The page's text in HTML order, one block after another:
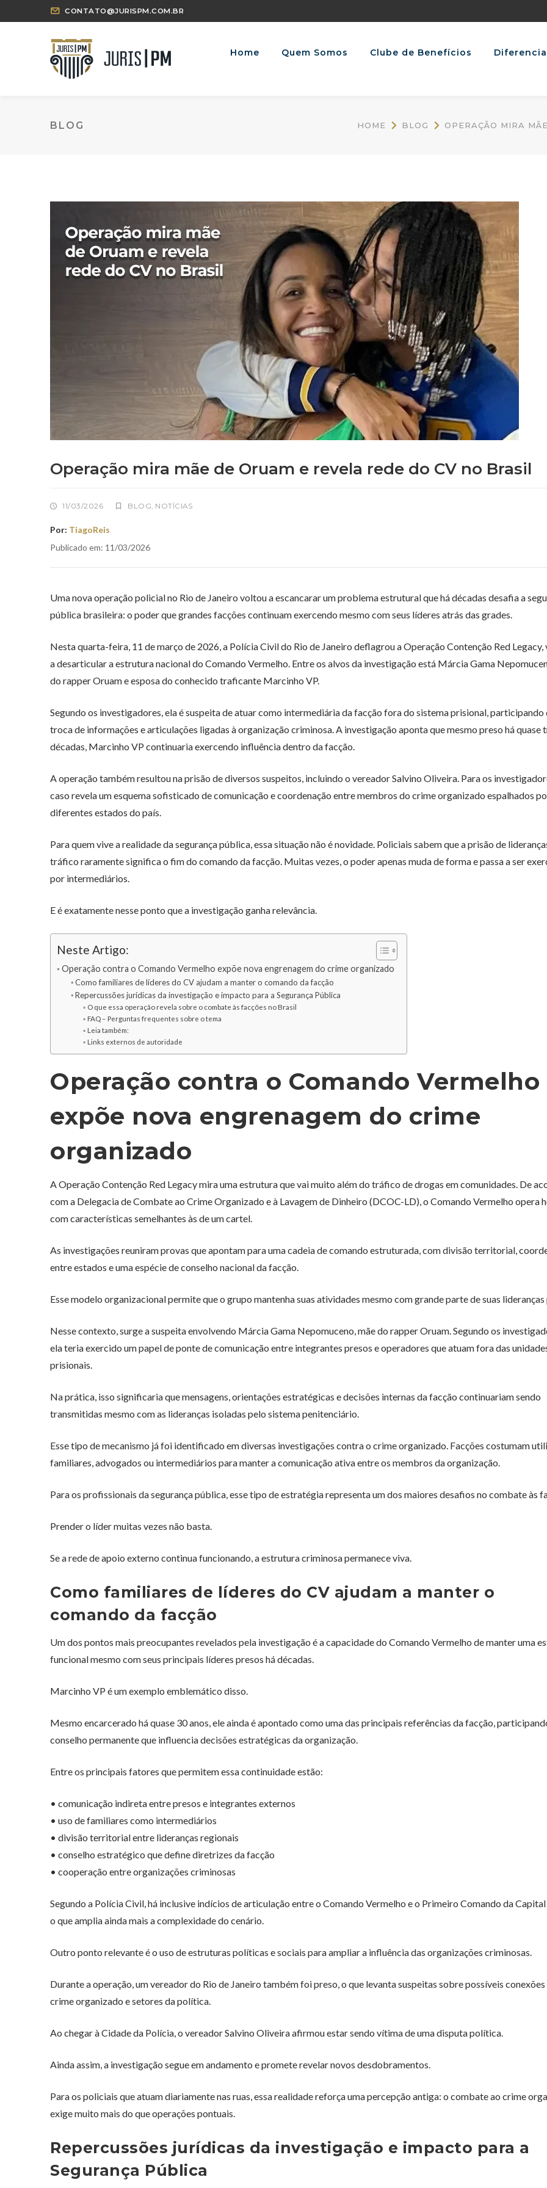
CONTATO@JURISPM.COM.BR
Home Quem Somos Clube de Benefícios
BLOG HOME BLOG OPERAÇÃO MIRA
Operação mira mãe de Oruam e revela rede do CV no Brasil
11/03/2026 BLOG, NOTÍCIAS
Por: TiagoReis
Publicado em: 11/03/2026
Uma nova operação policial no Rio de Janeiro voltou a escancarar um problema estrutural que há décadas desafia a
pública brasileira: o poder que grandes facções continuam exercendo mesmo com seus líderes atrás das grades.
Nesta quarta-feira, 11 de março de 2026, a Polícia Civil do Rio de Janeiro deflagrou a Operação Contenção Red
a desarticular a estrutura nacional do Comando Vermelho. Entre os alvos da investigação está Márcia Gama
do rapper Oruam e esposa do conhecido traficante Marcinho VP.
Segundo os investigadores, ela é suspeita de atuar como intermediária da facção fora do sistema prisional, participando
troca de informações e articulações ligadas à organização criminosa. A investigação aponta que mesmo preso há quase
décadas, Marcinho VP continuaria exercendo influência dentro da facção.
A operação também resultou na prisão de diversos suspeitos, incluindo o vereador Salvino Oliveira. Para os
caso revela um esquema sofisticado de comunicação e coordenação entre membros do crime organizado espalhados
diferentes estados do país.
Para quem vive a realidade da segurança pública, essa situação não é novidade. Policiais sabem que a prisão de
tráfico raramente significa o fim do comando da facção. Muitas vezes, o poder apenas muda de forma e passa a ser
por intermediários.
E é exatamente nesse ponto que a investigação ganha relevância.
Neste Artigo:
Operação contra o Comando Vermelho expõe nova engrenagem do crime organizado
Como familiares de líderes do CV ajudam a manter o comando da facção
Repercussões jurídicas da investigação e impacto para a Segurança Pública
O que essa operação revela sobre o combate às facções no Brasil
FAQ – Perguntas frequentes sobre o tema
Leia também:
Links externos de autoridade
Operação contra o Comando Vermelho
expõe nova engrenagem do crime
organizado
A Operação Contenção Red Legacy mira uma estrutura que vai muito além do tráfico de drogas em comunidades. De
com a Delegacia de Combate ao Crime Organizado e à Lavagem de Dinheiro (DCOC-LD), o Comando Vermelho opera
com características semelhantes às de um cartel.
As investigações reuniram provas que apontam para uma cadeia de comando estruturada, com divisão territorial,
entre estados e uma espécie de conselho nacional da facção.
Esse modelo organizacional permite que o grupo mantenha suas atividades mesmo com grande parte de suas lideranças
Nesse contexto, surge a suspeita envolvendo Márcia Gama Nepomuceno, mãe do rapper Oruam. Segundo os
ela teria exercido um papel de ponte de comunicação entre integrantes presos e operadores que atuam fora das
prisionais.
Na prática, isso significaria que mensagens, orientações estratégicas e decisões internas da facção continuariam sendo
transmitidas mesmo com as lideranças isoladas pelo sistema penitenciário.
Esse tipo de mecanismo já foi identificado em diversas investigações contra o crime organizado. Facções costumam
familiares, advogados ou intermediários para manter a comunicação ativa entre os membros da organização.
Para os profissionais da segurança pública, esse tipo de estratégia representa um dos maiores desafios no combate às
Prender o líder muitas vezes não basta.
Se a rede de apoio externo continua funcionando, a estrutura criminosa permanece viva.
Como familiares de líderes do CV ajudam a manter o
comando da facção
Um dos pontos mais preocupantes revelados pela investigação é a capacidade do Comando Vermelho de manter uma
funcional mesmo com seus principais líderes presos há décadas.
Marcinho VP é um exemplo emblemático disso.
Mesmo encarcerado há quase 30 anos, ele ainda é apontado como uma das principais referências da facção,
conselho permanente que influencia decisões estratégicas da organização.
Entre os principais fatores que permitem essa continuidade estão:
• comunicação indireta entre presos e integrantes externos
• uso de familiares como intermediários
• divisão territorial entre lideranças regionais
• conselho estratégico que define diretrizes da facção
• cooperação entre organizações criminosas
Segundo a Polícia Civil, há inclusive indícios de articulação entre o Comando Vermelho e o Primeiro Comando da Capital
o que amplia ainda mais a complexidade do cenário.
Outro ponto relevante é o uso de estruturas políticas e sociais para ampliar a influência das organizações criminosas.
Durante a operação, um vereador do Rio de Janeiro também foi preso, o que levanta suspeitas sobre possíveis
crime organizado e setores da política.
Ao chegar à Cidade da Polícia, o vereador Salvino Oliveira afirmou estar sendo vítima de uma disputa política.
Ainda assim, a investigação segue em andamento e promete revelar novos desdobramentos.
Para os policiais que atuam diariamente nas ruas, essa realidade reforça uma percepção antiga: o combate ao crime
exige muito mais do que operações pontuais.
Repercussões jurídicas da investigação e impacto para a
Segurança Pública